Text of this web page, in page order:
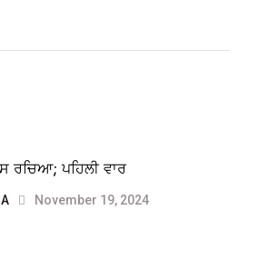
ਰਚਿਆ; ਪਹਿਲੀ ਵਾਰ
November 19, 2024